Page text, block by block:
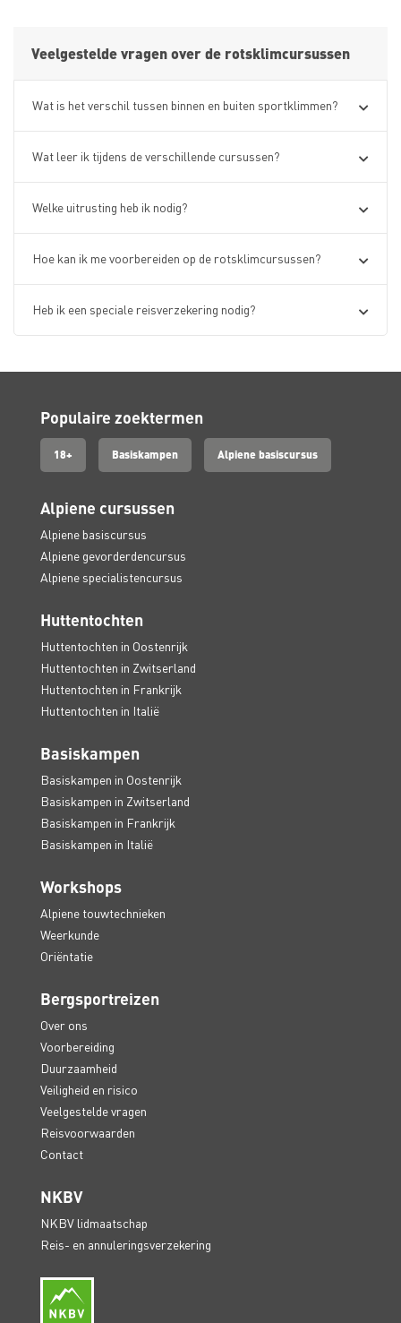
Veelgestelde vragen over de rotsklimcursussen
Wat is het verschil tussen binnen en buiten sportklimmen?
Wat leer ik tijdens de verschillende cursussen?
Welke uitrusting heb ik nodig?
Hoe kan ik me voorbereiden op de rotsklimcursussen?
Heb ik een speciale reisverzekering nodig?
Populaire zoektermen
18+ Basiskampen Alpiene basiscursus
Alpiene cursussen
Alpiene basiscursus
Alpiene gevorderdencursus
Alpiene specialistencursus
Huttentochten
Huttentochten in Oostenrijk
Huttentochten in Zwitserland
Huttentochten in Frankrijk
Huttentochten in Italië
Basiskampen
Basiskampen in Oostenrijk
Basiskampen in Zwitserland
Basiskampen in Frankrijk
Basiskampen in Italië
Workshops
Alpiene touwtechnieken
Weerkunde
Oriëntatie
Bergsportreizen
Over ons
Voorbereiding
Duurzaamheid
Veiligheid en risico
Veelgestelde vragen
Reisvoorwaarden
Contact
NKBV
NKBV lidmaatschap
Reis- en annuleringsverzekering